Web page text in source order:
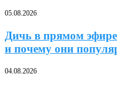
05.08.2026
Дичь в прямом
и почему они
04.08.2026